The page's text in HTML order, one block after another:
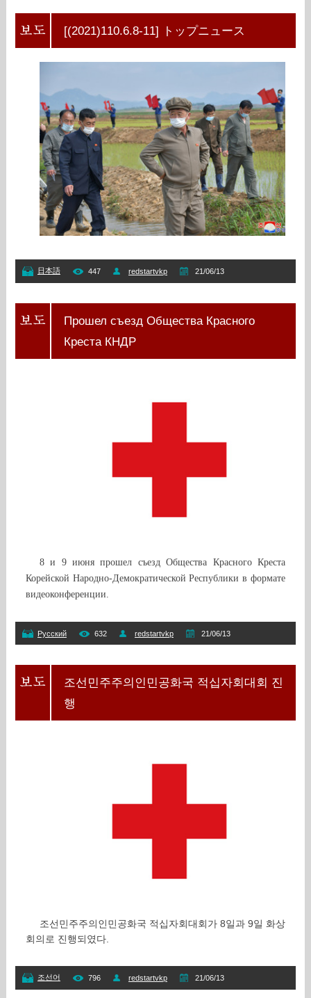
[(2021)110.6.8-11] トップニュース
日本語 447 redstartvkp 21/06/13
Прошел съезд Общества Красного
Креста КНДР
8 и 9 июня прошел съезд Общества Красного Креста
Корейской Народно-Демократической Республики в формате
видеоконференции.
Русский 632 redstartvkp 21/06/13
조선민주주의인민공화국 적십자회대회 진
행
조선민주주의인민공화국 적십자회대회가 8일과 9일 화상
회의로 진행되였다.
조선어 796 redstartvkp 21/06/13